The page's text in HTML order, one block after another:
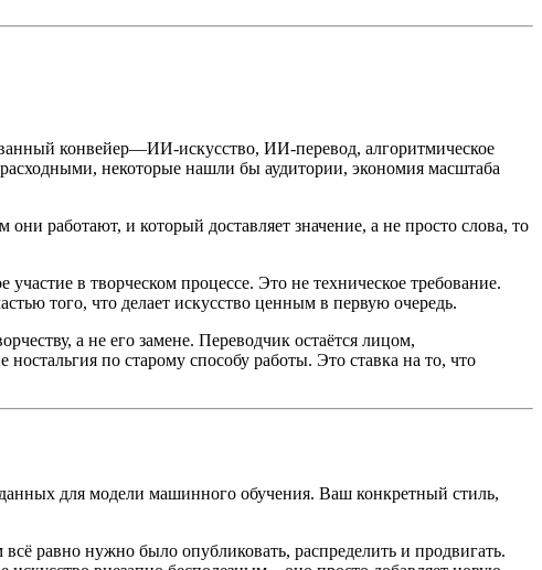
конвейер—ИИ-искусство, ИИ-перевод, алгоритмическое
некоторые нашли бы аудитории, экономия масштаба
работают, и который доставляет значение, а не просто слова, то
в творческом процессе. Это не техническое требование.
того, что делает искусство ценным в первую очередь.
а не его замене. Переводчик остаётся лицом,
по старому способу работы. Это ставка на то, что
для модели машинного обучения. Ваш конкретный стиль,
равно нужно было опубликовать, распределить и продвигать.